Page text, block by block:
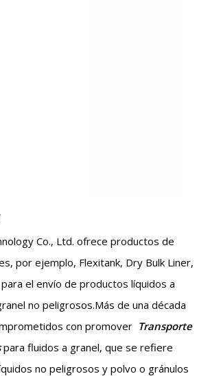
Co., Ltd. ofrece productos de
por ejemplo, Flexitank, Dry Bulk Liner,
el envío de productos líquidos a
no peligrosos.Más de una década
con promover Transporte
para fluidos a granel, que se refiere
no peligrosos y polvo o gránulos